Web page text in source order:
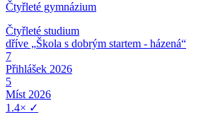
Čtyřleté gymnázium
Čtyřleté studium
dříve „Škola s dobrým startem - házená“
7
Přihlášek 2026
5
Míst 2026
1.4× ✓